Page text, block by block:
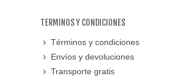
TERMINOS Y CONDICIONES
Términos y condiciones
Envíos y devoluciones
Transporte gratis